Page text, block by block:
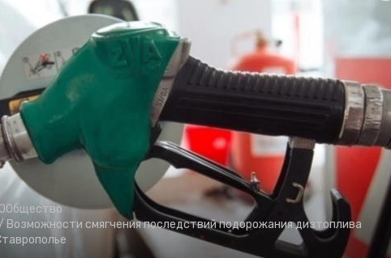
Общество
Возможности смягчения последствий подорожания дизтоплива